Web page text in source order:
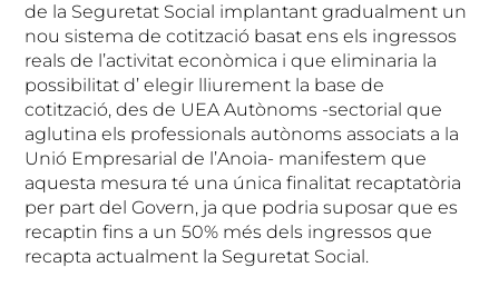
de la Seguretat Social implantant gradualment un
nou sistema de cotització basat ens els ingressos
reals de l’activitat econòmica i que eliminaria la
possibilitat d’ elegir lliurement la base de
cotització, des de UEA Autònoms -sectorial que
aglutina els professionals autònoms associats a la
Unió Empresarial de l’Anoia- manifestem que
aquesta mesura té una única finalitat recaptatòria
per part del Govern, ja que podria suposar que es
recaptin fins a un 50% més dels ingressos que
recapta actualment la Seguretat Social.